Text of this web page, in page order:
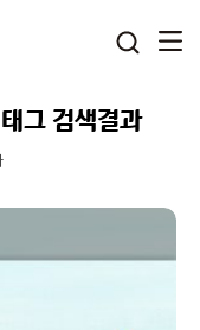
그 검색결과